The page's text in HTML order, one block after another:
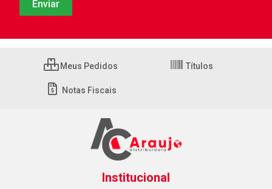
Meus Pedidos Títulos
Notas Fiscais
Institucional